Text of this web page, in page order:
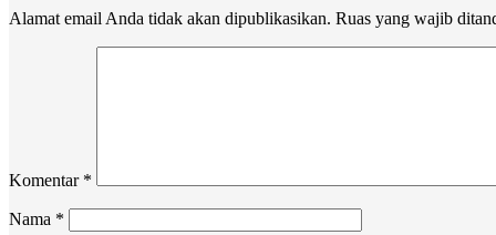
Alamat email Anda tidak akan dipublikasikan. Ruas yang wajib
Komentar *
Nama *